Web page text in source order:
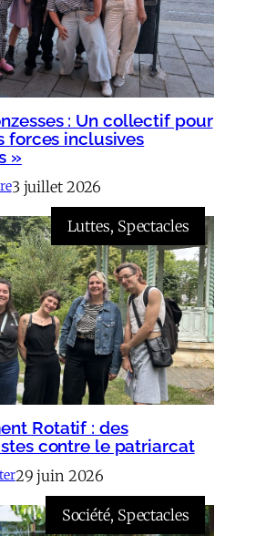
: Un collectif pour
forces inclusives
»
3 juillet 2026
Luttes, Spectacles
Rotatif : des
contre le patriarcat
29 juin 2026
Société, Spectacles